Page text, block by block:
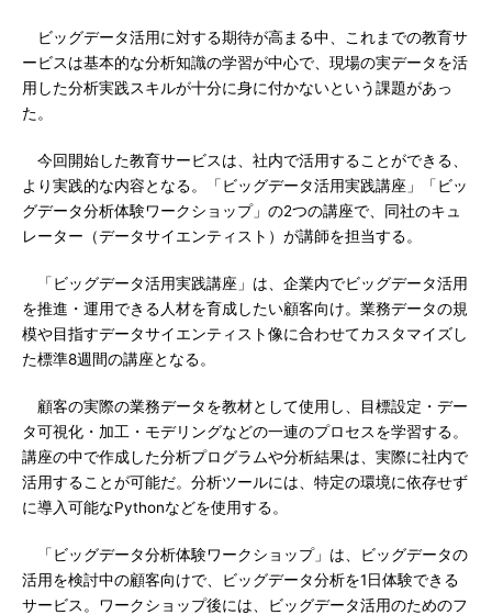
ビッグデータ活用に対する期待が高まる中、これまでの教育サ
ービスは基本的な分析知識の学習が中心で、現場の実データを活
用した分析実践スキルが十分に身に付かないという課題があっ
た。
今回開始した教育サービスは、社内で活用することができる、
より実践的な内容となる。「ビッグデータ活用実践講座」「ビッ
グデータ分析体験ワークショップ」の2つの講座で、同社のキュ
レーター（データサイエンティスト）が講師を担当する。
「ビッグデータ活用実践講座」は、企業内でビッグデータ活用
を推進・運用できる人材を育成したい顧客向け。業務データの規
模や目指すデータサイエンティスト像に合わせてカスタマイズし
た標準8週間の講座となる。
顧客の実際の業務データを教材として使用し、目標設定・デー
タ可視化・加工・モデリングなどの一連のプロセスを学習する。
講座の中で作成した分析プログラムや分析結果は、実際に社内で
活用することが可能だ。分析ツールには、特定の環境に依存せず
に導入可能なPythonなどを使用する。
「ビッグデータ分析体験ワークショップ」は、ビッグデータの
活用を検討中の顧客向けで、ビッグデータ分析を1日体験できる
サービス。ワークショップ後には、ビッグデータ活用のためのフ